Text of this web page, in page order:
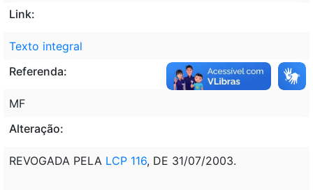
Link:
Texto integral
Referenda:
MF
Alteração:
REVOGADA PELA LCP 116, DE 31/07/2003.